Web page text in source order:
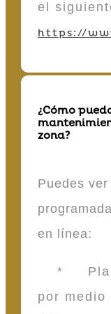
el
https://
¿Cómo
zona?
Puedes
en línea:
* Plan
por